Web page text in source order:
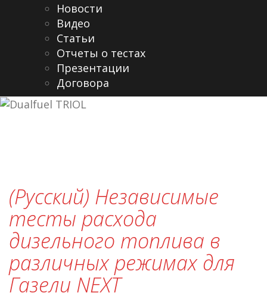
Новости
Видео
Cтатьи
Отчеты о тестах
Презентации
Договора
(Русский) Независимые
тесты расхода
дизельного топлива в
различных режимах для
Газели NEXT